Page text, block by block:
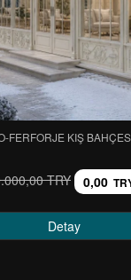
FERFORJE KIŞ
TRY 0,00
Detay